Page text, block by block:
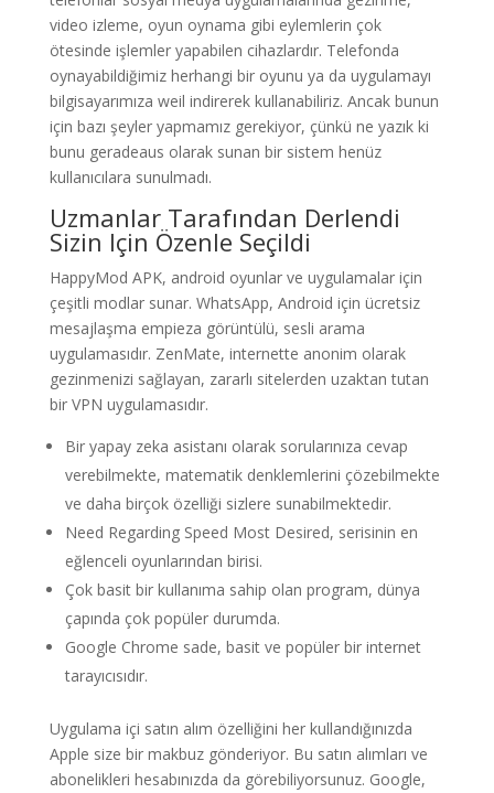
video izleme, oyun oynama gibi eylemlerin çok
ötesinde işlemler yapabilen cihazlardır. Telefonda
oynayabildiğimiz herhangi bir oyunu ya da uygulamayı
bilgisayarımıza weil indirerek kullanabiliriz. Ancak bunun
için bazı şeyler yapmamız gerekiyor, çünkü ne yazık ki
bunu geradeaus olarak sunan bir sistem henüz
kullanıcılara sunulmadı.
Uzmanlar Tarafından Derlendi
Sizin Için Özenle Seçildi
HappyMod APK, android oyunlar ve uygulamalar için
çeşitli modlar sunar. WhatsApp, Android için ücretsiz
mesajlaşma empieza görüntülü, sesli arama
uygulamasıdır. ZenMate, internette anonim olarak
gezinmenizi sağlayan, zararlı sitelerden uzaktan tutan
bir VPN uygulamasıdır.
Bir yapay zeka asistanı olarak sorularınıza cevap
verebilmekte, matematik denklemlerini çözebilmekte
ve daha birçok özelliği sizlere sunabilmektedir.
Need Regarding Speed Most Desired, serisinin en
eğlenceli oyunlarından birisi.
Çok basit bir kullanıma sahip olan program, dünya
çapında çok popüler durumda.
Google Chrome sade, basit ve popüler bir internet
tarayıcısıdır.
Uygulama içi satın alım özelliğini her kullandığınızda
Apple size bir makbuz gönderiyor. Bu satın alımları ve
abonelikleri hesabınızda da görebiliyorsunuz. Google,